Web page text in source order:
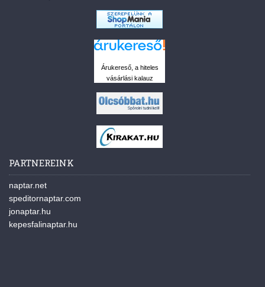
Árukereső, a hiteles
vásárlási kalauz
PARTNEREINK
naptar.net
speditornaptar.com
jonaptar.hu
kepesfalinaptar.hu